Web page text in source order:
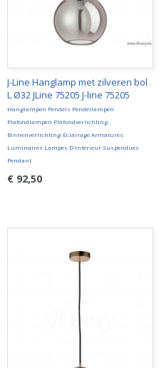
J-Line Hanglamp met zilveren bol
L Ø32 JLine 75205 J-line 75205
Hanglampen Pendels Pendellampen
Plafondlampen Plafondverlichting
Binnenverlichting-Éclairage Armatures
Luminaires Lampes D'intérieur Suspendues
Pendant
€ 92,50